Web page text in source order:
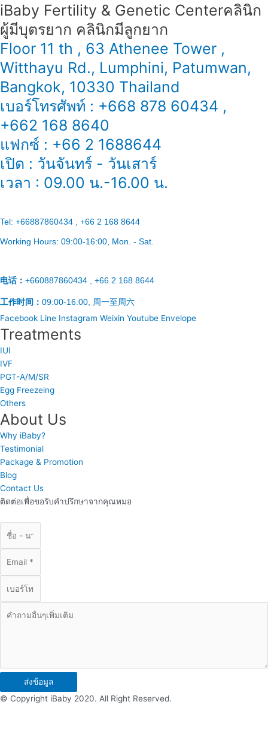
iBaby Fertility & Genetic Center​ คลินิก
ผู้มีบุตรยาก คลินิกมีลูกยาก
Floor 11 th , 63 Athenee Tower ,
Witthayu Rd., Lumphini, Patumwan,
Bangkok, 10330 Thailand
เบอร์โทรศัพท์ : +668 878 60434 ,
+662 168 8640
แฟกซ์ : +66 2 1688644
เปิด : วันจันทร์ - วันเสาร์
เวลา : 09.00 น.-16.00 น.
Tel: +66887860434 , +66 2 168 8644
Working Hours: 09:00-16:00 , Mon. - Sat.
电话： +660887860434 , +66 2 168 8644
工作时间： 09:00-16:00, 周一至周六
Facebook Line Instagram Weixin Youtube Envelope
Treatments
IUI
IVF
PGT-A/M/SR
Egg Freezeing
Others
About Us
Why iBaby?
Testimonial
Package & Promotion
Blog
Contact Us
ติดต่อเพื่อขอรับคำปรึกษาจากคุณหมอ
ส่งข้อมูล
© Copyright iBaby 2020. All Right Reserved.